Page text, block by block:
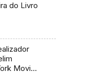
do Livro
Movie